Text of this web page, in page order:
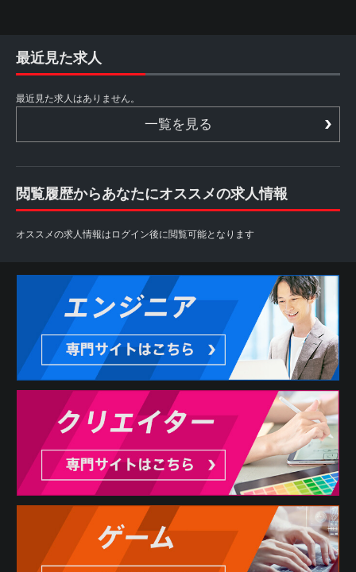
最近見た求人
最近見た求人はありません。
一覧を見る
閲覧履歴からあなたにオススメの求人情報
オススメの求人情報はログイン後に閲覧可能となります